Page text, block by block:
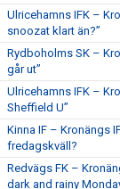
Ulricehamns IFK –
snoozat klart än?”
Rydboholms SK –
går ut”
Ulricehamns IFK –
Sheffield U”
Kinna IF – Kronängs
fredagskväll?
Redvägs FK –
dark and rainy